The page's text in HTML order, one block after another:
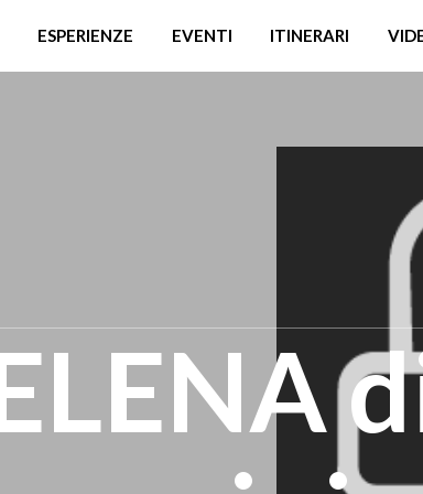
ESPERIENZE EVENTI ITINERARI